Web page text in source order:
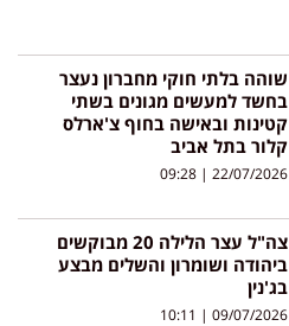
שוהה בלתי חוקי מחברון נעצר
בחשד למעשים מגונים בשתי
קטינות ובאישה בחוף צ'ארלס
קלור בתל אביב
22/07/2026
צה"ל עצר הלילה 20 מבוקשים
ביהודה ושומרון והשלים מבצע
בג'נין
09/07/2026